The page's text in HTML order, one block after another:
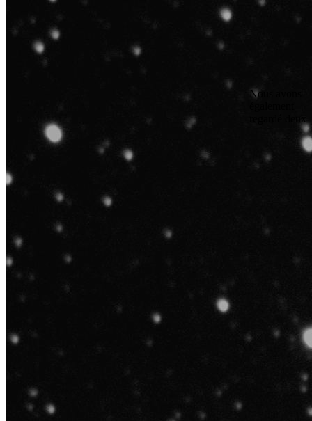
Nous avons